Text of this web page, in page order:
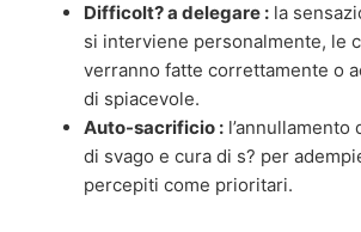
Difficolt? a delegare : la
si interviene personalmente, le
verranno fatte correttamente o
di spiacevole.
Auto-sacrificio :
di svago e cura di s? per
percepiti come prioritari.